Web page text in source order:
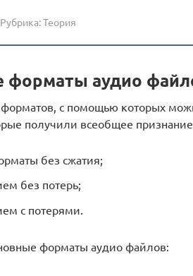
Рубрика:Теория
форматы аудио
с помощью которых
получили всеобщее
без сжатия;
без потерь;
с потерями.
форматы аудио файлов: